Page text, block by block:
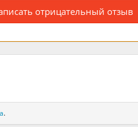
отрицательный отзыв
.